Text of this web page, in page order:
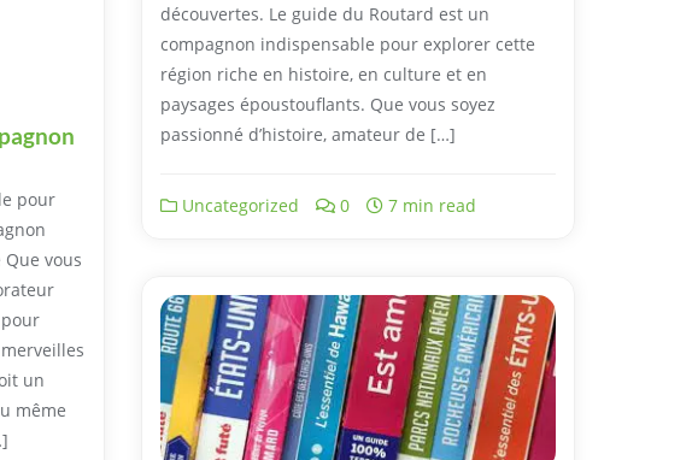
découvertes. Le guide du Routard est un
compagnon indispensable pour explorer cette
région riche en histoire, en culture et en
paysages époustouflants. Que vous soyez
passionné d’histoire, amateur de […]
Uncategorized 0 7 min read
pour
vous
un
même